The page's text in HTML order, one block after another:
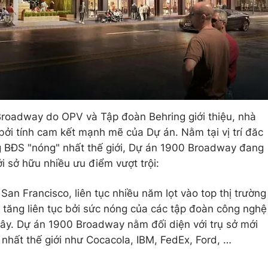
do OPV và Tập đoàn Behring giới thiệu, nhà
tính cam kết mạnh mẽ của Dự án. Nằm tại vị trí đăc
"nóng" nhất thế giới, Dự án 1900 Broadway đang
sở hữu nhiều ưu điểm vượt trội:
Francisco, liên tục nhiều năm lọt vào top thị trường
liên tục bởi sức nóng của các tập đoàn công nghệ
Dự án 1900 Broadway nằm đối diện với trụ sở mới
thế giới như Cocacola, IBM, FedEx, Ford, …